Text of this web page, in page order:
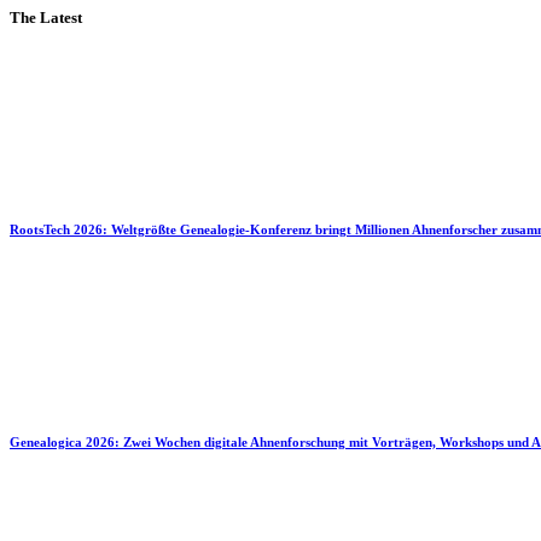
The Latest
RootsTech 2026: Weltgrößte Genealogie-Konferenz bringt Millionen Ahnenforscher
Genealogica 2026: Zwei Wochen digitale Ahnenforschung mit Vorträgen, Workshops und